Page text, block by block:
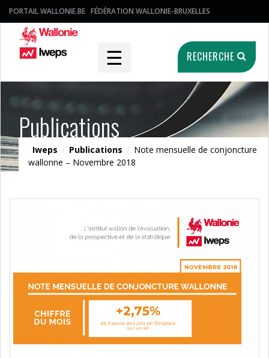
PORTAIL WALLONIE.BE FÉDÉRATION WALLONIE-BRUXELLES
☰ RECHERCHE
Publications
Iweps / Publications / Note mensuelle de conjoncture
wallonne – Novembre 2018